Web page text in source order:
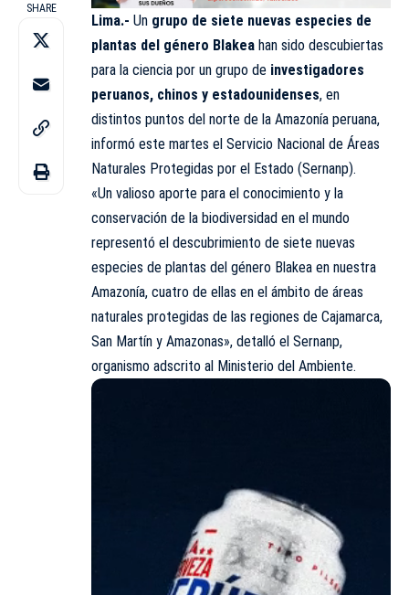
SHARE
Lima.- Un grupo de siete nuevas especies de
plantas del género Blakea han sido descubiertas
para la ciencia por un grupo de investigadores
peruanos, chinos y estadounidenses, en
distintos puntos del norte de la Amazonía peruana,
informó este martes el Servicio Nacional de Áreas
Naturales Protegidas por el Estado (Sernanp).
«Un valioso aporte para el conocimiento y la
conservación de la biodiversidad en el mundo
representó el descubrimiento de siete nuevas
especies de plantas del género Blakea en nuestra
Amazonía, cuatro de ellas en el ámbito de áreas
naturales protegidas de las regiones de Cajamarca,
San Martín y Amazonas», detalló el Sernanp,
organismo adscrito al Ministerio del Ambiente.